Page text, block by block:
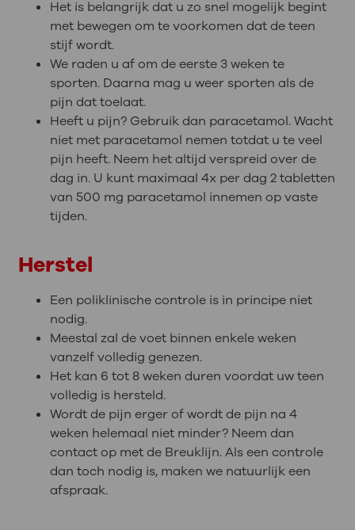
Het is belangrijk dat u zo snel mogelijk begint
met bewegen om te voorkomen dat de teen
stijf wordt.
We raden u af om de eerste 3 weken te
sporten. Daarna mag u weer sporten als de
pijn dat toelaat.
Heeft u pijn? Gebruik dan paracetamol. Wacht
niet met paracetamol nemen totdat u te veel
pijn heeft. Neem het altijd verspreid over de
dag in. U kunt maximaal 4x per dag 2 tabletten
van 500 mg paracetamol innemen op vaste
tijden.
Herstel
Een poliklinische controle is in principe niet
nodig.
Meestal zal de voet binnen enkele weken
vanzelf volledig genezen.
Het kan 6 tot 8 weken duren voordat uw teen
volledig is hersteld.
Wordt de pijn erger of wordt de pijn na 4
weken helemaal niet minder? Neem dan
contact op met de Breuklijn. Als een controle
dan toch nodig is, maken we natuurlijk een
afspraak.